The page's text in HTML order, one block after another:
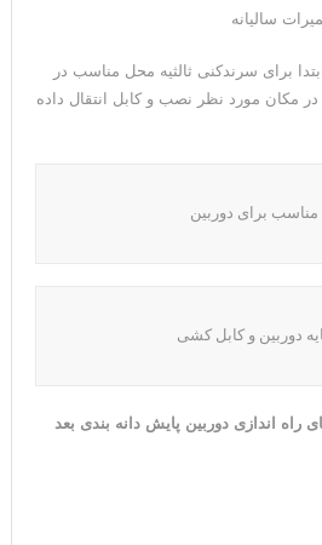
سالیانه
برای سرندکنی ثالثیه محل مناسب در
در مکان مورد نظر نصب و کابل انتقال داده
برای دوربین
دوربین و کابل کشی
راه اندازی دوربین پایش دانه بندی بعد